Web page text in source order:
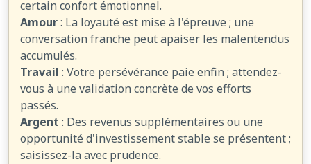
certain confort émotionnel.
Amour: La loyauté est mise à l'épreuve ; une
conversation franche peut apaiser les malentendus
accumulés.
Travail : Votre persévérance paie enfin ; attendez-
vous à une validation concrète de vos efforts
passés.
Argent : Des revenus supplémentaires ou une
opportunité d'investissement stable se présentent ;
saisissez-la avec prudence.